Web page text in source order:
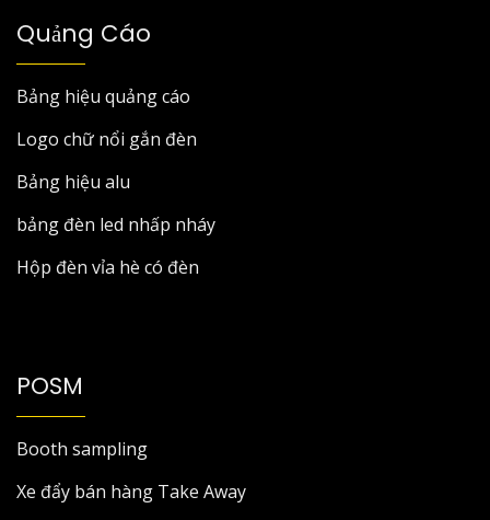
Quảng Cáo
Bảng hiệu quảng cáo
Logo chữ nổi gắn đèn
Bảng hiệu alu
bảng đèn led nhấp nháy
Hộp đèn vỉa hè có đèn
POSM
Booth sampling
Xe đẩy bán hàng Take Away